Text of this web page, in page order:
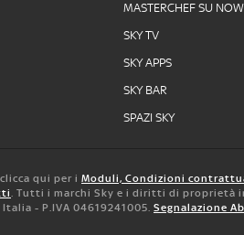
MASTERCHEF SU NOW
SKY TV
SKY APPS
SKY BAR
SPAZI SKY
qui per i Moduli, Condizioni
. Tutti i marchi Sky e i diritti di proprietà
- P.IVA 04619241005. Segnalazione